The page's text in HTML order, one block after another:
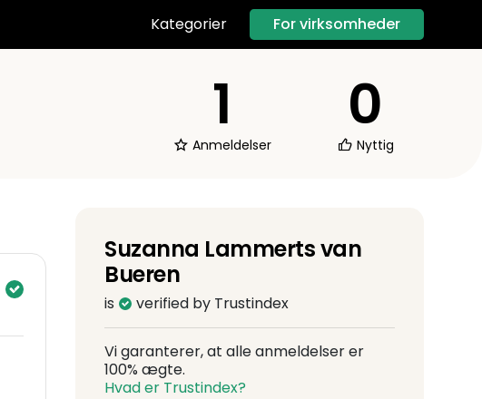
Kategorier For virksomheder
1
Anmeldelser
0
Nyttig
Suzanna Lammerts van
Bueren
is verified by Trustindex
Vi garanterer, at alle anmeldelser er
100% ægte.
Hvad er Trustindex?